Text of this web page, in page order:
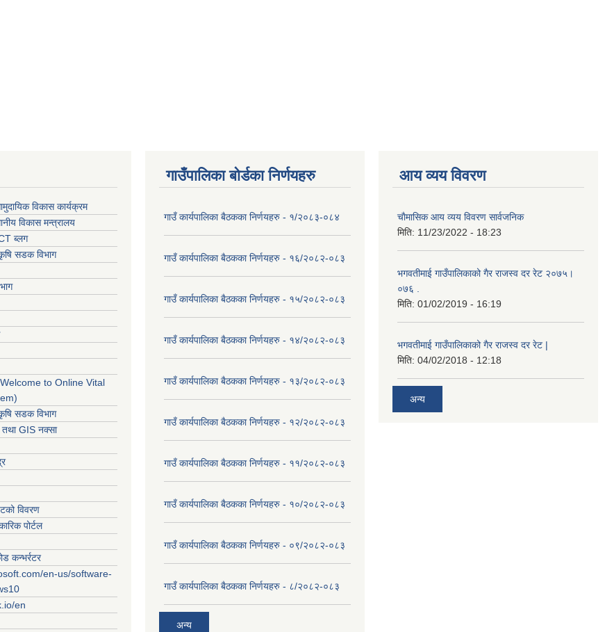
विकास कार्यक्रम
विकास मन्त्रालय
ब्लग
कृषि सडक विभाग
(Welcome to Online Vital
कृषि सडक विभाग
तथा GIS नक्सा
विवरण
पोर्टल
कन्भर्रटर
en-us/software-
en
गाउँपालिका बोर्डका निर्णयहरु
गाउँ कार्यपालिका बैठकका निर्णयहरु - १/२०८३-०८४
गाउँ कार्यपालिका बैठकका निर्णयहरु - १६/२०८२-०८३
गाउँ कार्यपालिका बैठकका निर्णयहरु - १५/२०८२-०८३
गाउँ कार्यपालिका बैठकका निर्णयहरु - १४/२०८२-०८३
गाउँ कार्यपालिका बैठकका निर्णयहरु - १३/२०८२-०८३
गाउँ कार्यपालिका बैठकका निर्णयहरु - १२/२०८२-०८३
गाउँ कार्यपालिका बैठकका निर्णयहरु - ११/२०८२-०८३
गाउँ कार्यपालिका बैठकका निर्णयहरु - १०/२०८२-०८३
गाउँ कार्यपालिका बैठकका निर्णयहरु - ०९/२०८२-०८३
गाउँ कार्यपालिका बैठकका निर्णयहरु - ८/२०८२-०८३
अन्य
आय व्यय विवरण
चाैमासिक आय व्यय विवरण सार्वजनिक
मिति: 11/23/2022 - 18:23
भगवतीमाई गाउँपालिकाको गैर राजस्व दर रेट २०७५।
०७६ .
मिति: 01/02/2019 - 16:19
भगवतीमाई गाउँपालिकाको गैर राजस्व दर रेट |
मिति: 04/02/2018 - 12:18
अन्य